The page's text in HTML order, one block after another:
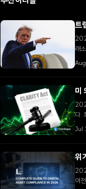
트
래
다.
미
다.
Jul
위
여